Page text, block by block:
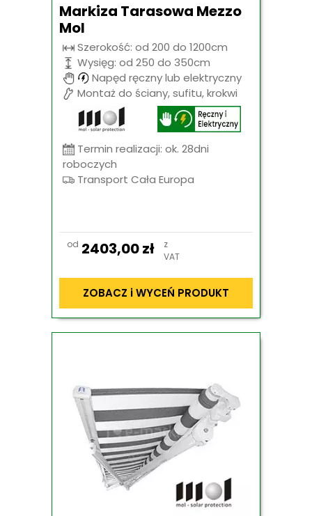
Markiza Tarasowa Mezzo
Mol
Szerokość: od 200 do 1200cm
Wysięg: od 250 do 350cm
Napęd ręczny lub elektryczny
Montaż do ściany, sufitu, krokwi
Termin realizacji: ok. 28dni
roboczych
Transport Cała Europa
od 2403,00zł
z
VAT
ZOBACZ i WYCEŃ PRODUKT